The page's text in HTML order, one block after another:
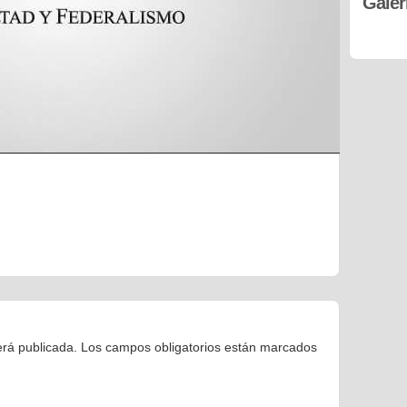
publicada.
Los campos obligatorios están marcados